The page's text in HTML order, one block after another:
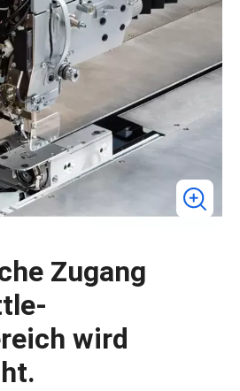
Zugang
wird